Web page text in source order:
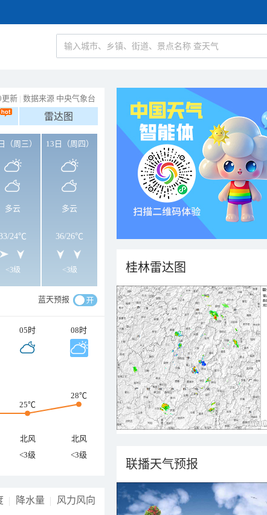
更新 | 数据来源 中央气象台
雷达图
（周三）
多云
/24℃
<3级
13日（周四）
多云
36/26℃
<3级
蓝天预报
05时 08时
25℃
28℃
北风
北风
<3级 <3级
降水量 风力风向
桂林雷达图
联播天气预报